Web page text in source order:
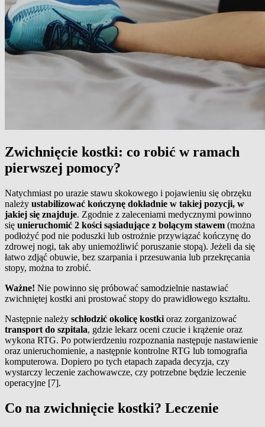
Zwichnięcie kostki: co robić w ramach
pierwszej pomocy?
Natychmiast po urazie stawu skokowego i pojawieniu się obrzęku
należy ustabilizować kończynę dokładnie w takiej pozycji, w
jakiej się znajduje. Zgodnie z zaleceniami medycznymi powinno
się unieruchomić 2 kości sąsiadujące z bolącym stawem (można
podłożyć pod nie poduszki lub ostrożnie przywiązać kończynę do
zdrowej nogi, tak aby uniemożliwić poruszanie stopą). Jeżeli da się
łatwo zdjąć obuwie, bez szarpania i przesuwania lub przekręcania
stopy, można to zrobić.
Ważne! Nie powinno się próbować samodzielnie nastawiać
zwichniętej kostki ani prostować stopy do prawidłowego kształtu.
Następnie należy schłodzić okolicę kostki oraz zorganizować
transport do szpitala, gdzie lekarz oceni czucie i krążenie oraz
wykona RTG. Po potwierdzeniu rozpoznania następuje nastawienie
oraz unieruchomienie, a następnie kontrolne RTG lub tomografia
komputerowa. Dopiero po tych etapach zapada decyzja, czy
wystarczy leczenie zachowawcze, czy potrzebne będzie leczenie
operacyjne [7].
Co na zwichnięcie kostki? Leczenie